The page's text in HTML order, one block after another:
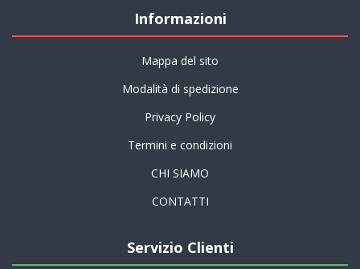
Informazioni
Mappa del sito
Modalità di spedizione
Privacy Policy
Termini e condizioni
CHI SIAMO
CONTATTI
Servizio Clienti